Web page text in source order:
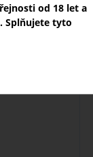
od 18 let a
Splňujete tyto